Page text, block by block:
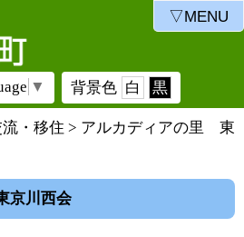
▼ 背景色 白 黒
・移住 > アルカディアの里 東
京川西会
▽MENU